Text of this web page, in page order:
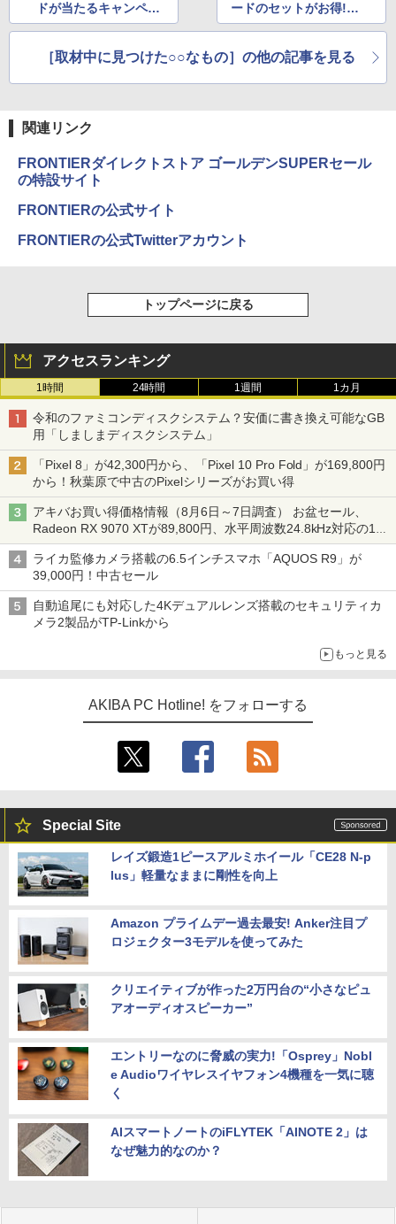
ドが当たるキャンペー
ン
ードのセットがお得! A
mazonでまとめ買いキ
［取材中に見つけた○○なもの］の他の記事を見る
関連リンク
FRONTIERダイレクトストア ゴールデンSUPERセール
の特設サイト
FRONTIERの公式サイト
FRONTIERの公式Twitterアカウント
トップページに戻る
アクセスランキング
1時間 24時間 1週間 1カ月
令和のファミコンディスクシステム？安価に書き換え可能なGB
用「しましまディスクシステム」
「Pixel 8」が42,300円から、「Pixel 10 Pro Fold」が169,800円
から！秋葉原で中古のPixelシリーズがお買い得
アキバお買い得価格情報（8月6日～7日調査） お盆セール、
Radeon RX 9070 XTが89,800円、水平周波数24.8kHz対応の17
型モニターが9,801円、暑さ指数連動セール ほか
ライカ監修カメラ搭載の6.5インチスマホ「AQUOS R9」が
39,000円！中古セール
自動追尾にも対応した4Kデュアルレンズ搭載のセキュリティカ
メラ2製品がTP-Linkから
もっと見る
AKIBA PC Hotline! をフォローする
Special Site
レイズ鍛造1ピースアルミホイール「CE28 N-p
lus」軽量なままに剛性を向上
Amazon プライムデー過去最安! Anker注目プ
ロジェクター3モデルを使ってみた
クリエイティブが作った2万円台の“小さなピュ
アオーディオスピーカー”
エントリーなのに脅威の実力!「Osprey」Nobl
e Audioワイヤレスイヤフォン4機種を一気に聴
く
AIスマートノートのiFLYTEK「AINOTE 2」は
なぜ魅力的なのか？